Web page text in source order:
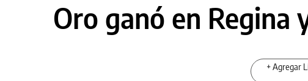
Oro ganó en Regina
+ Agregar